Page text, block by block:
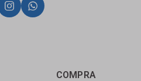
COMPRA
 